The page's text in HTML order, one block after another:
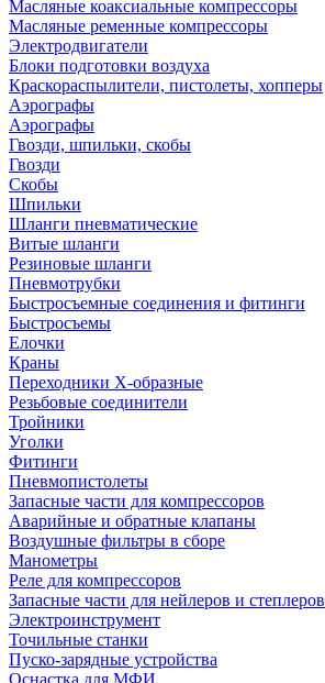
Масляные коаксиальные компрессоры
Масляные ременные компрессоры
Электродвигатели
Блоки подготовки воздуха
Краскораспылители, пистолеты, хопперы
Аэрографы
Аэрографы
Гвозди, шпильки, скобы
Гвозди
Скобы
Шпильки
Шланги пневматические
Витые шланги
Резиновые шланги
Пневмотрубки
Быстросъемные соединения и фитинги
Быстросъемы
Елочки
Краны
Переходники Х-образные
Резьбовые соединители
Тройники
Уголки
Фитинги
Пневмопистолеты
Запасные части для компрессоров
Аварийные и обратные клапаны
Воздушные фильтры в сборе
Манометры
Реле для компрессоров
Запасные части для нейлеров и степлеров
Электроинструмент
Точильные станки
Пуско-зарядные устройства
Оснастка для МФИ